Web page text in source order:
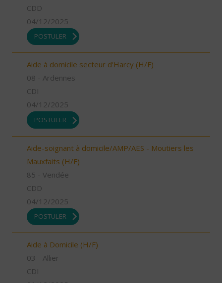
CDD
04/12/2025
POSTULER
Aide à domicile secteur d'Harcy (H/F)
08 - Ardennes
CDI
04/12/2025
POSTULER
Aide-soignant à domicile/AMP/AES - Moutiers les
Mauxfaits (H/F)
85 - Vendée
CDD
04/12/2025
POSTULER
Aide à Domicile (H/F)
03 - Allier
CDI